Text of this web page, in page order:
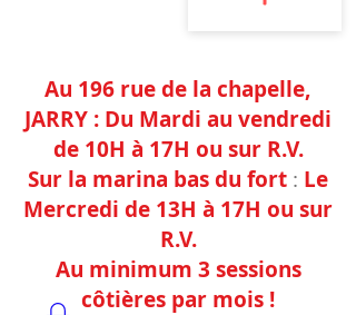
Au 196 rue de la chapelle,
JARRY : Du Mardi au vendredi
de 10H à 17H ou sur R.V.
Sur la marina bas du fort : Le
Mercredi de 13H à 17H ou sur
R.V.
Au minimum 3 sessions
côtières par mois !